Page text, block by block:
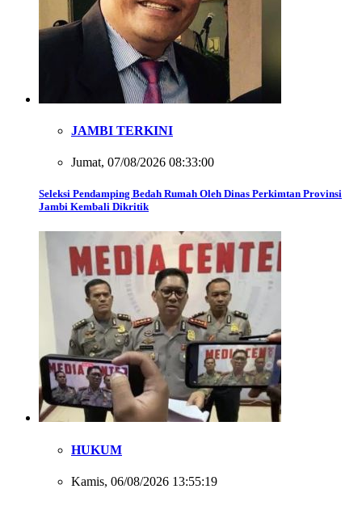
JAMBI TERKINI
Jumat, 07/08/2026 08:33:00
Seleksi Pendamping Bedah Rumah Oleh Dinas Perkimtan Provinsi
Jambi Kembali Dikritik
HUKUM
Kamis, 06/08/2026 13:55:19